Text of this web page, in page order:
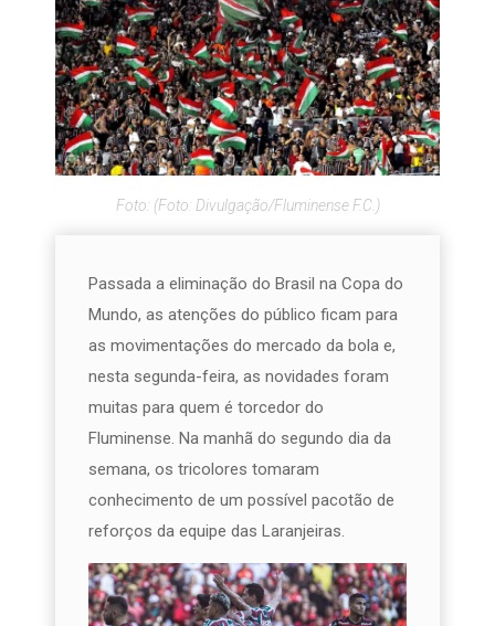
Foto: (Foto: Divulgação/Fluminense F.C.)
Passada a eliminação do Brasil na Copa do
Mundo, as atenções do público ficam para
as movimentações do mercado da bola e,
nesta segunda-feira, as novidades foram
muitas para quem é torcedor do
Fluminense. Na manhã do segundo dia da
semana, os tricolores tomaram
conhecimento de um possível pacotão de
reforços da equipe das Laranjeiras.